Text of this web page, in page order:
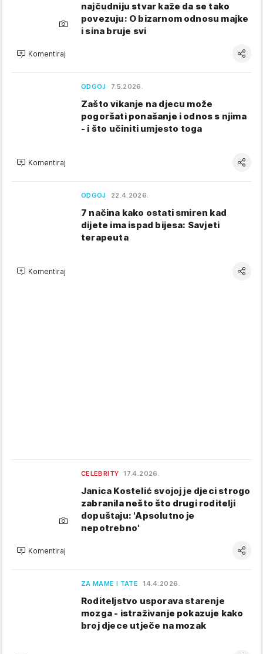
najčudniju stvar kaže da se tako
povezuju: O bizarnom odnosu majke
i sina bruje svi
Komentiraj
ODGOJ 7.5.2026.
Zašto vikanje na djecu može
pogoršati ponašanje i odnos s njima
- i što učiniti umjesto toga
Komentiraj
ODGOJ 22.4.2026.
7 načina kako ostati smiren kad
dijete ima ispad bijesa: Savjeti
terapeuta
Komentiraj
CELEBRITY 17.4.2026.
Janica Kostelić svojoj je djeci strogo
zabranila nešto što drugi roditelji
dopuštaju: 'Apsolutno je
nepotrebno'
Komentiraj
ZA MAME I TATE 14.4.2026.
Roditeljstvo usporava starenje
mozga - istraživanje pokazuje kako
broj djece utječe na mozak